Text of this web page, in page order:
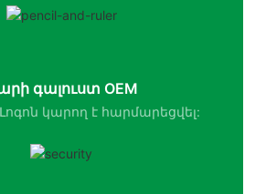
գալուստ OEM
Լոգոն կարող է հարմարեցվել: